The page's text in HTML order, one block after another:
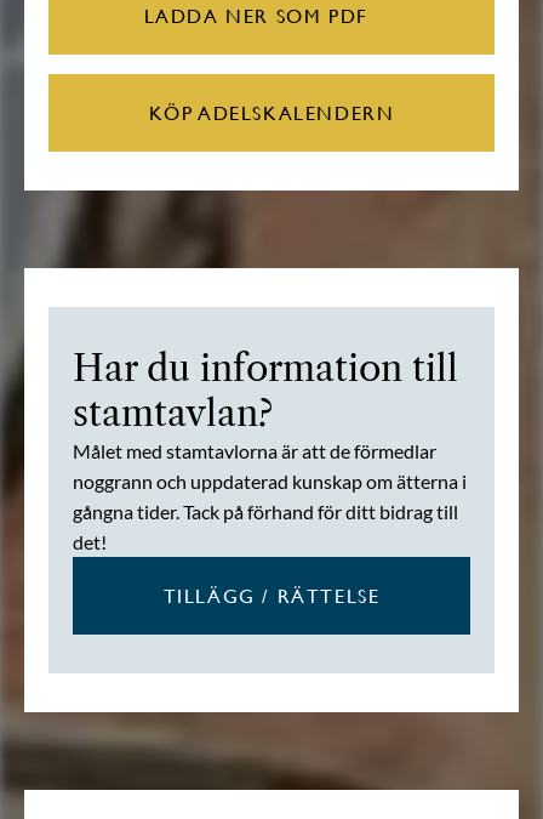
LADDA NER SOM PDF
KÖP ADELSKALENDERN
Har du information till
stamtavlan?
Målet med stamtavlorna är att de förmedlar
noggrann och uppdaterad kunskap om ätterna i
gångna tider. Tack på förhand för ditt bidrag till
det!
TILLÄGG / RÄTTELSE